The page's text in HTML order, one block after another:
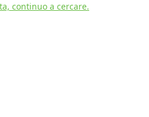
continuo a cercare.